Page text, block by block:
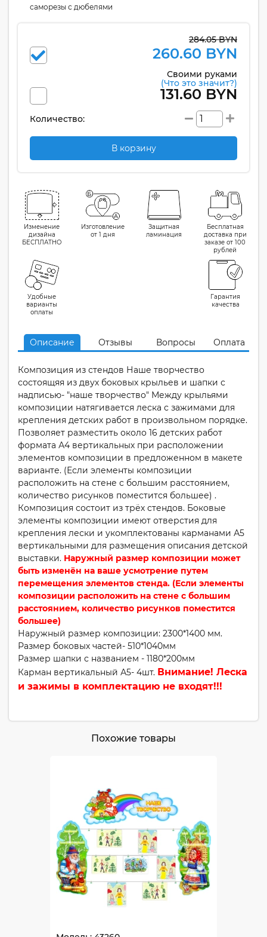
cаморезы с дюбелями
284.05 BYN
260.60 BYN
Своими руками
(Что это значит?)
131.60 BYN
Количество:
В корзину
Изменение
дизайна
БЕСПЛАТНО
Изготовление
от 1 дня
Защитная
ламинация
Бесплатная
доставка при
заказе от 100
рублей
Удобные
варианты
оплаты
Гарантия
качества
Описание Отзывы Вопросы Оплата
Композиция из стендов Наше творчество
состоящяя из двух боковых крыльев и шапки с
надписью- "наше творчество" Между крыльями
композиции натягивается леска с зажимами для
крепления детских работ в произвольном порядке.
Позволяет разместить около 16 детских работ
формата А4 вертикальных при расположении
элементов композиции в предложенном в макете
варианте. (Если элементы композиции
расположить на стене с большим расстоянием,
количество рисунков поместится большее) .
Композиция состоит из трёх стендов. Боковые
элементы композиции имеют отверстия для
крепления лески и укомплектованы карманами А5
вертикальными для размещения описания детской
выставки. Наружный размер композиции может
быть изменён на ваше усмотрение путем
перемещения элементов стенда. (Если элементы
композиции расположить на стене с большим
расстоянием, количество рисунков поместится
большее)
Наружный размер композиции: 2300*1400 мм.
Размер боковых частей- 510*1040мм
Размер шапки с названием - 1180*200мм
Карман вертикальный А5- 4шт. Внимание! Леска
и зажимы в комплектацию не входят!!!
Похожие товары